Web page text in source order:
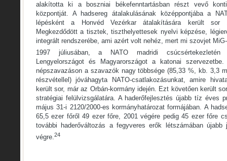
alakította ki a boszniai békefenntartásban részt vevő
központját. A hadsereg átalakulásának középpontjába a
lépésként a Honvéd Vezérkar átalakítására került sor
Megkezdődött a tisztek, tiszthelyettesek nyelvi képzése,
integrált rendszerébe, ami azért volt nehéz, mert mi szovjet
1997 júliusában, a NATO madridi csúcsértekezletén
Lengyelországot és Magyarországot a katonai
népszavazáson a szavazók nagy többsége (85,33 %, kb. 3,3
részvétellel) jóváhagyta NATO-csatlakozásunkat, amire
került sor, már az Orbán-kormány idején. Ezt követően került
stratégiai felülvizsgálatára. A haderőfejlesztés újabb tíz éves
május 31-i 2120/2000-es kormányhatározat formájában. A
65,5 ezer főről 49 ezer főre, 2001 végére pedig 45 ezer főre
további haderőváltozás a fegyveres erők létszámában újabb
végre.24